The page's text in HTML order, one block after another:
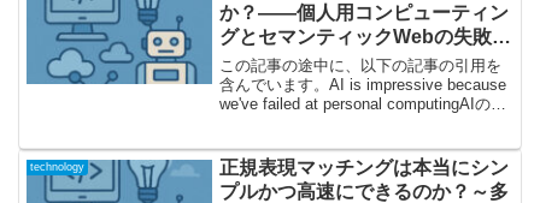
か？――個人用コンピューティン
グとセマンティックWebの失敗か
ら考える
この記事の途中に、以下の記事の引用を
含んでいます。AI is impressive because
we've failed at personal computingAIの
technology
正規表現マッチングは本当にシン
プルかつ高速にできるのか？～多